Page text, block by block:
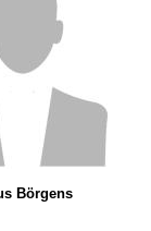
Börgens